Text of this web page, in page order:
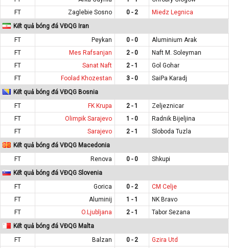
FT
Zaglebie Sosno 0 - 2
Miedz Legnica
Kết quả bóng đá VĐQG Iran
FT
Peykan 0 - 0
Aluminium Arak
FT
Mes Rafsanjan 2 - 0
Naft M. Soleyman
FT
Sanat Naft 2 - 1
Gol Gohar
FT
Foolad Khozestan 3 - 0
SaiPa Karadj
Kết quả bóng đá VĐQG Bosnia
FT
FK Krupa 2 - 1
Zeljeznicar
FT
Olimpik Sarajevo 1 - 0
Radnik Bijeljina
FT
Sarajevo 2 - 1
Sloboda Tuzla
Kết quả bóng đá VĐQG Macedonia
FT
Renova 0 - 0
Shkupi
Kết quả bóng đá VĐQG Slovenia
FT
Gorica 0 - 2
CM Celje
FT
Aluminij 1 - 1
NK Bravo
FT
O.Ljubljana 2 - 1
Tabor Sezana
Kết quả bóng đá VĐQG Malta
FT
Balzan 0 - 2
Gzira Utd